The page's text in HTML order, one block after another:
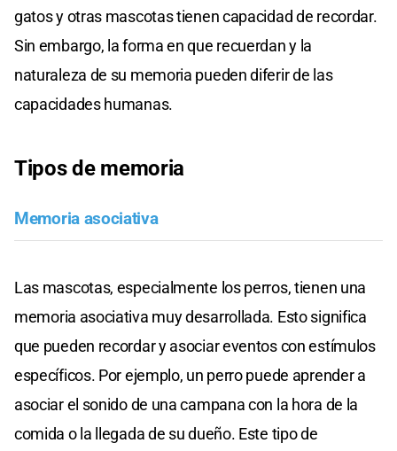
gatos y otras mascotas tienen capacidad de recordar.
Sin embargo, la forma en que recuerdan y la
naturaleza de su memoria pueden diferir de las
capacidades humanas.
Tipos de memoria
Memoria asociativa
Las mascotas, especialmente los perros, tienen una
memoria asociativa muy desarrollada. Esto significa
que pueden recordar y asociar eventos con estímulos
específicos. Por ejemplo, un perro puede aprender a
asociar el sonido de una campana con la hora de la
comida o la llegada de su dueño. Este tipo de